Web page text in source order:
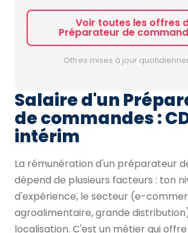
Voir toutes les offres
Préparateur de
Offres mises à jour
Salaire d'un
de commandes :
intérim
La rémunération d'un préparateur
dépend de plusieurs facteurs : ton
d'expérience, le secteur (e-
agroalimentaire, grande
localisation. C'est un métier qui